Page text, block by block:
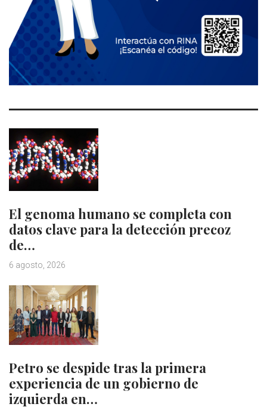
El genoma humano se completa con
datos clave para la detección precoz
de…
6 agosto, 2026
Petro se despide tras la primera
experiencia de un gobierno de
izquierda en…